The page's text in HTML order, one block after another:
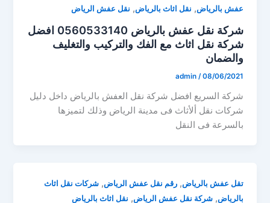
عفش بالرياض, نقل اثاث بالرياض, نقل عفش الرياض
شركة نقل عفش بالرياض 0560533140 افضل
شركة نقل اثاث مع الفك والتركيب والتغليف
والضمان
admin /08/06/2021
شركة السريع افضل شركة نقل العفش بالرياض داخل دليل
شركات نقل ألأثاث فى مدينة الرياض وذلك لتميزها
بالسرعة فى النقل
تقل عفش بالرياض,رقم نقل عفش الرياض,شركات نقل اثاث
بالرياض,شركة نقل عفش الرياض, نقل اثاث بالرياض